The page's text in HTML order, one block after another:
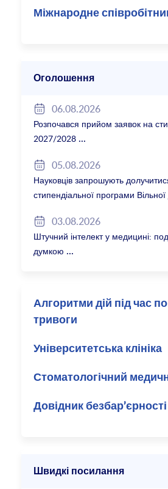
Міжнародне
Оголошення
06.08.2026
Розпочався прийом заявок на
2027/2028
05.08.2026
Науковців запрошують
стипендіальної програми
03.08.2026
Штучний інтелект у медицині:
думкою
Алгоритми дій під час
тривоги
Університетська клініка
Стоматологічний
Довідник безбар’єрності
Швидкі посилання